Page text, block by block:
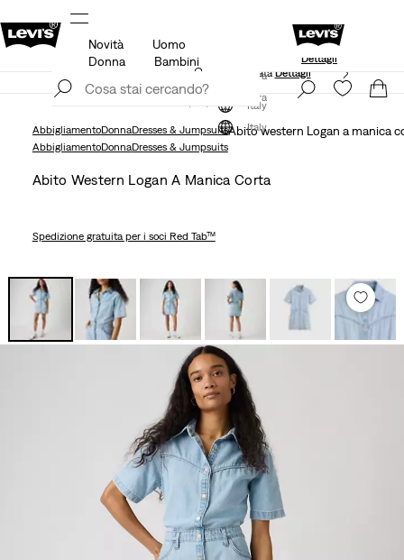
di sconto
Spedizione gratuita per i membri di Levi’s®
Dettagli
Iscriviti ora
Italy
Novità
Uomo
Donna
Bambini
Politica di spedizione e resi Aggiornata Dettagli
Iscriviti ora
Italy
AbbigliamentoDonnaDresses & JumpsuitsAbito western Logan a manica
AbbigliamentoDonnaDresses & Jumpsuits
Abito Western Logan A Manica Corta
Spedizione gratuitaper i soci Red Tab™